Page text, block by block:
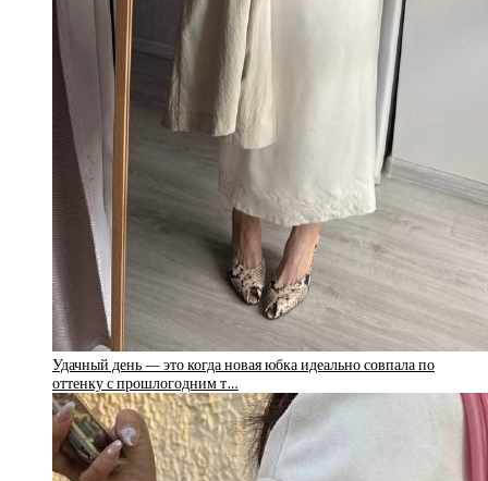
Удачный день — это когда новая юбка идеально совпала по
оттенку с прошлогодним т…